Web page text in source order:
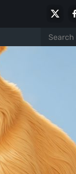
Search
for: